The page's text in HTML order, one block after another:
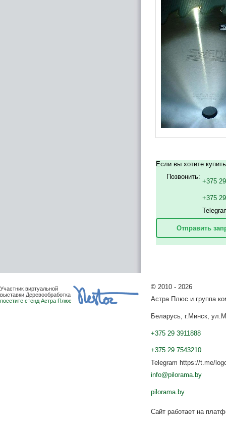
Если вы хотите
Позвонить:
+375
+375
Отправить
Участник виртуальной
выставки Деревообработка
посетите стенд Астра Плюс
© 2010 - 2026
Астра Плюс и группа
Беларусь, г.Минск,
+375 29 3911888
+375 29 7543210
Telegram https://t.me/
info@pilorama.by
pilorama.by
Сайт работает на